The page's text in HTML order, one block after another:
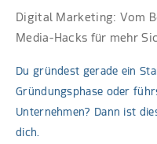
Digital Marketing: Vom
Media-Hacks für mehr
Du gründest gerade ein
Gründungsphase oder
Unternehmen? Dann ist
dich.